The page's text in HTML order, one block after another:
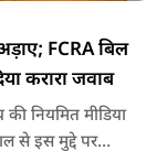
FCRA बिल
करारा जवाब
नियमित मीडिया
से इस मुद्दे पर